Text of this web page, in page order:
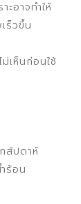
อาจทำให้
ร็วขึ้น
เห็นก่อนใช้
สัปดาห์
ร้อน